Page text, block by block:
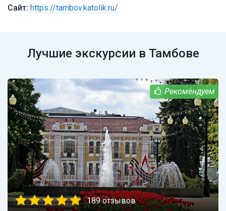
https://tambov.katolik.ru/
Лучшие экскурсии в Тамбове
189 отзывов